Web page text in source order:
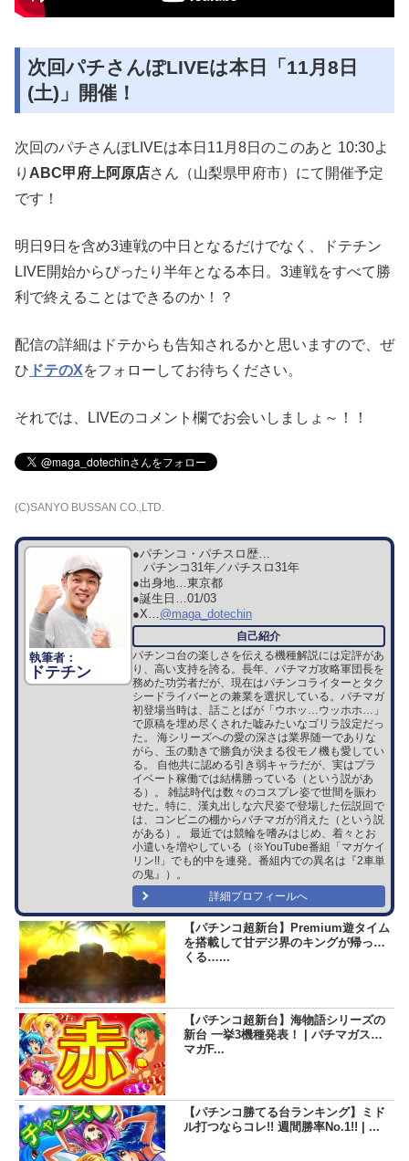
次回パチさんぽLIVEは本日「11月8日
(土)」開催！
次回のパチさんぽLIVEは本日11月8日のこのあと 10:30よ
り ABC甲府上阿原店さん（山梨県甲府市）にて開催予定
です！
明日9日を含め3連戦の中日となるだけでなく、ドテチン
LIVE開始からぴったり半年となる本日。3連戦をすべて勝
利で終えることはできるのか！？
配信の詳細はドテからも告知されるかと思いますので、ぜ
ひ ドテのXをフォローしてお待ちください。
それでは、LIVEのコメント欄でお会いしましょ～！！
(C)SANYO BUSSAN CO.,LTD.
ドテチン
●パチンコ・パチスロ歴…
パチンコ31年／パチスロ31年
●出身地… 東京都
●誕生日… 01/03
●X… @maga_dotechin
パチンコ台の楽しさを伝える機種解説には定評があ
り、高い支持を誇る。長年、パチマガ攻略軍団長を
務めた功労者だが、現在はパチンコライターとタク
シードライバーとの兼業を選択している。パチマガ
初登場当時は、話ことばが「ウホッ…ウッホホ…」
で原稿を埋め尽くされた嘘みたいなゴリラ設定だっ
た。 海シリーズへの愛の深さは業界随一でありな
がら、玉の動きで勝負が決まる役モノ機も愛してい
る。 自他共に認める引き弱キャラだが、実はプラ
イベート稼働では結構勝っている（という説があ
る）。 雑誌時代は数々のコスプレ姿で世間を賑わ
せた。特に、漢丸出しな六尺姿で登場した伝説回で
は、コンビニの棚からパチマガが消えた（という説
がある）。 最近では競輪を嗜みはじめ、着々とお
小遣いを増やしている（※YouTube番組「マガケイ
リン!!」でも的中を連発。番組内での異名は『2車単
の鬼』）。
詳細プロフィールへ
【パチンコ超新台】Premium遊タイム
を搭載して甘デジ界のキングが帰って
くる…...
【パチンコ超新台】海物語シリーズの
新台 一挙3機種発表！ | パチマガスロ
マガF...
【パチンコ勝てる台ランキング】ミド
ル打つならコレ!! 週間勝率No.1!! | ...